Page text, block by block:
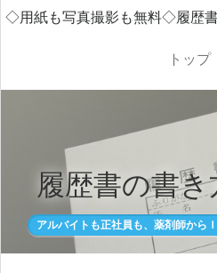
◇用紙も写真撮影も無料◇履歴
トップ
履歴書の書き
アルバイトも正社員も、薬剤師から